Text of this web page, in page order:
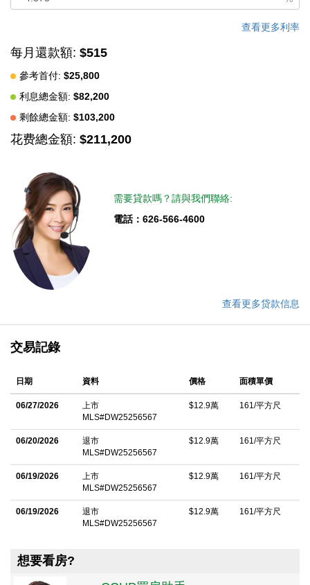
查看更多利率
每月還款額: $515
參考首付: $25,800
利息總金額: $82,200
剩餘總金額: $103,200
花费總金額: $211,200
需要貸款嗎？請與我們聯絡:
電話：626-566-4600
查看更多贷款信息
交易記錄
日期 資料 價格 面積單價
06/27/2026
上市
MLS#DW25256567
$12.9萬 161/平方尺
06/20/2026
退市
MLS#DW25256567
$12.9萬 161/平方尺
06/19/2026
上市
MLS#DW25256567
$12.9萬 161/平方尺
06/19/2026
退市
MLS#DW25256567
$12.9萬 161/平方尺
想要看房?